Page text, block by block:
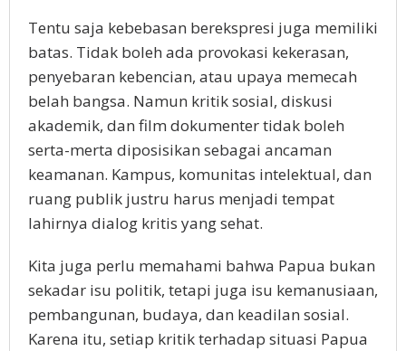
Tentu saja kebebasan berekspresi juga memiliki
batas. Tidak boleh ada provokasi kekerasan,
penyebaran kebencian, atau upaya memecah
belah bangsa. Namun kritik sosial, diskusi
akademik, dan film dokumenter tidak boleh
serta-merta diposisikan sebagai ancaman
keamanan. Kampus, komunitas intelektual, dan
ruang publik justru harus menjadi tempat
lahirnya dialog kritis yang sehat.
Kita juga perlu memahami bahwa Papua bukan
sekadar isu politik, tetapi juga isu kemanusiaan,
pembangunan, budaya, dan keadilan sosial.
Karena itu, setiap kritik terhadap situasi Papua